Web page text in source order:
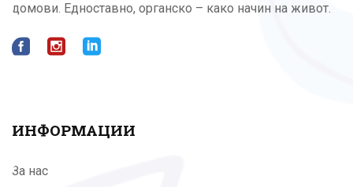
домови. Едноставно, органско – како начин на живот.
ИНФОРМАЦИИ
За нас